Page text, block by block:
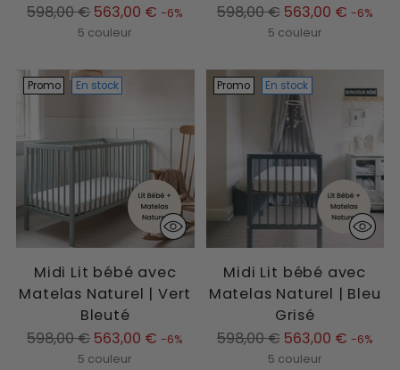
Prix
normal
598,00 € 563,00 € -6%
5 couleur
Prix
598,00 € 563,00 € -6%
5 couleur
Promo En stock
Midi Lit bébé avec
Matelas Naturel | Vert
Bleuté
Prix
normal
598,00 € 563,00 € -6%
5 couleur
Promo En stock
Midi Lit bébé avec
Matelas Naturel | Bleu
Grisé
Prix
598,00 € 563,00 € -6%
5 couleur